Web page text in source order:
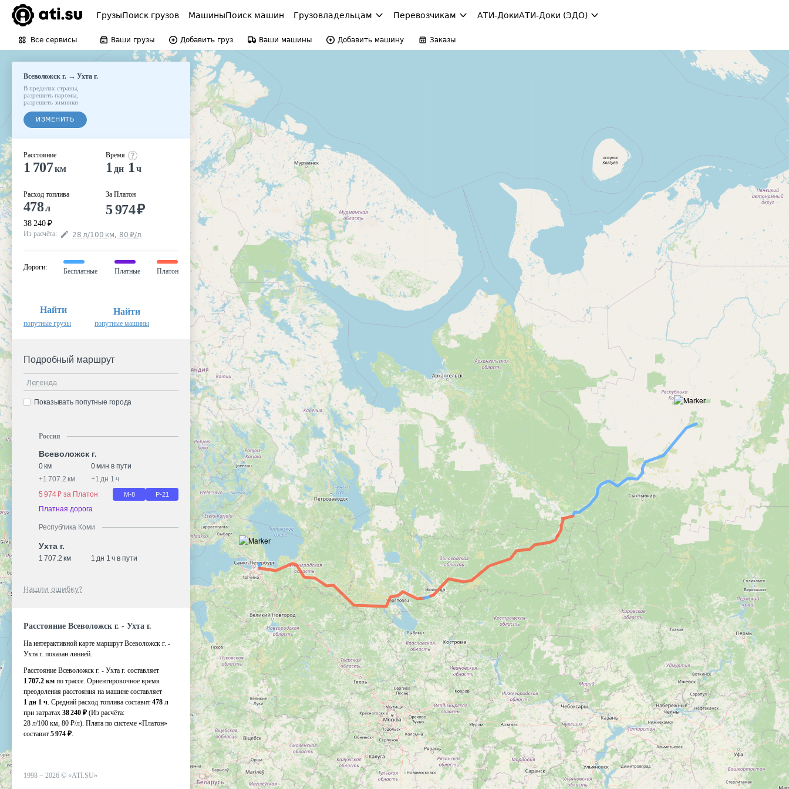
ГрузыПоиск грузов МашиныПоиск машин Грузовладельцам Перевозчикам АТИ-ДокиАТИ-Доки (ЭДО)
Все сервисы Ваши грузы Добавить груз Ваши машины Добавить машину Заказы
Всеволожск г.→Ухта г.
В пределах страны
разрешить паромы
разрешить зимники
ИЗМЕНИТЬ
Расстояние
1 707км
Расход топлива
478л
38 240 ₽
Время
1 дн 1 ч
За Платон
5 974₽
Из расчёта: 28 л/100 км, 80 ₽/л
Дороги:
Бесплатные Платные Платон
Найти
попутные грузы
Найти
попутные машины
Подробный маршрут
Легенда
Показывать попутные города
Россия
Всеволожск г.
0 км
0 мин в пути
+1 707.2 км +1 дн 1 ч
5 974 ₽ за Платон
М-8 Р-21
Платная дорога
Республика Коми
Ухта г.
1 707.2 км 1 дн 1 ч в пути
Нашли ошибку?
Расстояние Всеволожск г. - Ухта г.
На интерактивной карте маршрут Всеволожск г. -
Ухта г. показан линией.
Расстояние Всеволожск г. - Ухта г. составляет
1 707.2 км по трассе. Ориентировочное время
преодоления расстояния на машине составляет
1 дн 1 ч. Средний расход топлива составит 478 л
при затратах 38 240 ₽ (Из расчёта:
28 л/100 км, 80 ₽/л). Плата по системе «Платон»
составит 5 974 ₽.
1998 − 2026 © «ATI.SU»